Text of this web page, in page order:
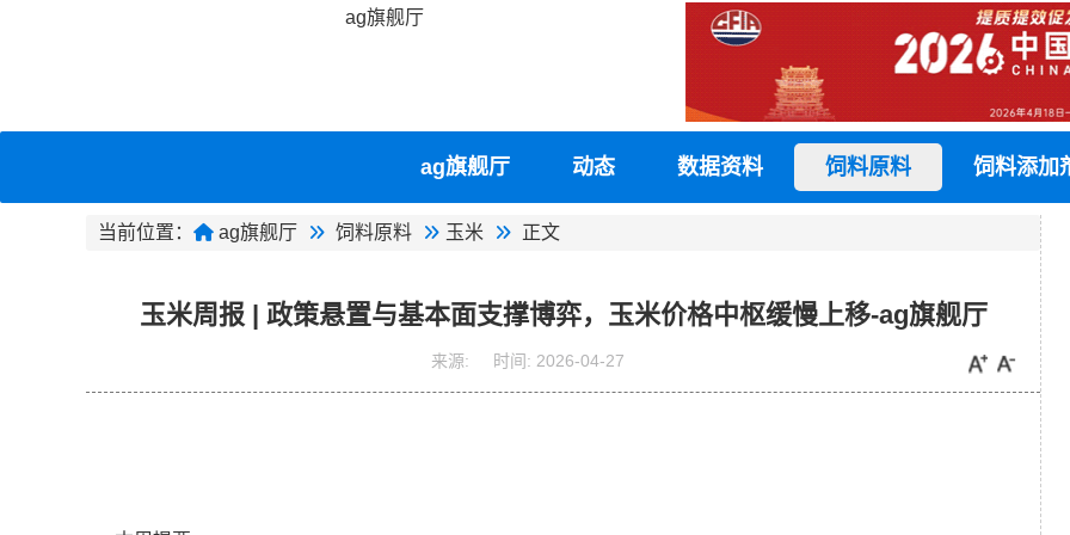
ag旗舰厅
ag旗舰厅 动态 数据资料 饲料原料 饲料添加
当前位置： ag旗舰厅 饲料原料 玉米 正文
玉米周报 | 政策悬置与基本面支撑博弈，玉米价格中枢缓慢上移-ag旗舰厅
来源: 时间: 2026-04-27